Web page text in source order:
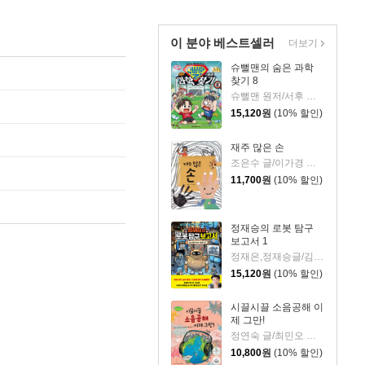
이 분야 베스트셀러
슈뻘맨의 숨은 과학
찾기 8
슈뻘맨 원저/서후 글/류수형 그림/샌드박스네트워크,정재형 감수
15,120원 (10% 할인)
재주 많은 손
조은수 글/이가경 그림
11,700원 (10% 할인)
정재승의 로봇 탐구
보고서 1
15,120원 (10% 할인)
시끌시끌 소음공해 이
제 그만!
정연숙 글/최민오 그림/(사)한국소음진동공학회 감수
10,800원 (10% 할인)
더보기